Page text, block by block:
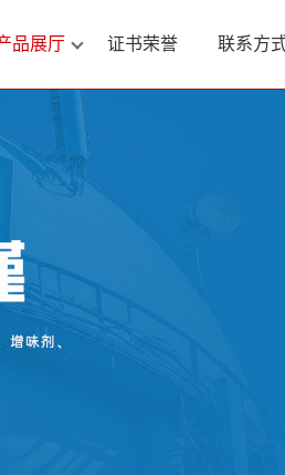
品展厅 证书荣誉 联系方